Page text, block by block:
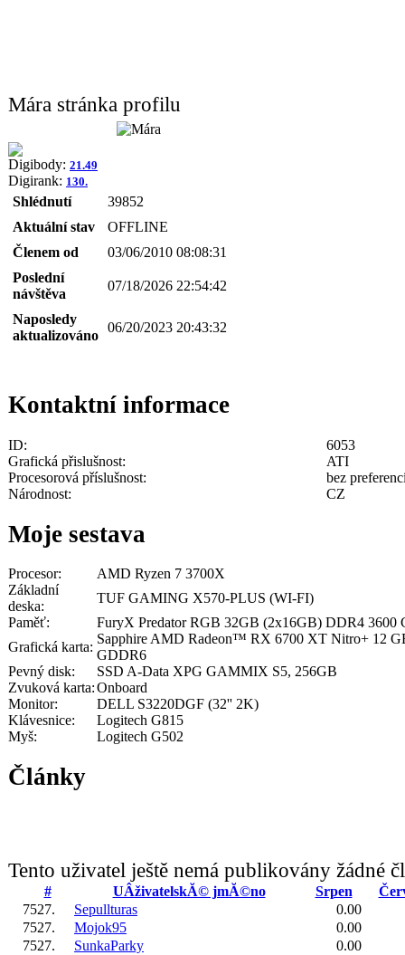
Mára stránka profilu
Digibody: 21.49
Digirank: 130.
Shlédnutí
39852
Aktuální stav
OFFLINE
Členem od
03/06/2010 08:08:31
Poslední
návštěva
07/18/2026 22:54:42
Naposledy
aktualizováno
06/20/2023 20:43:32
Kontaktní informace
ID:
6053
Grafická přislušnost:
ATI
Procesorová příslušnost:
bez
Národnost:
CZ
Moje sestava
Procesor:
AMD Ryzen 7 3700X
Základní
deska:
TUF GAMING X570-PLUS (WI-FI)
Paměť:
FuryX Predator RGB 32GB (2x16GB) DDR4 3600
Grafická karta:
Sapphire AMD Radeon™ RX 6700 XT Nitro+ 12
GDDR6
Pevný disk:
SSD A-Data XPG GAMMIX S5, 256GB
Zvuková karta:Onboard
Monitor:
DELL S3220DGF (32'' 2K)
Klávesnice:
Logitech G815
Myš:
Logitech G502
Články
Tento uživatel ještě nemá publikovány žádné
# UÂživatelskĂ© jmĂ©no Srpen
7527.
Sepullturas
0.00
7527.
Mojok95
0.00
7527.
SunkaParky
0.00